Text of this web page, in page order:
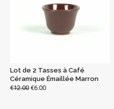
Lot de 2 Tasses à Café
Céramique Émaillée Marron
€12.00 €6.00